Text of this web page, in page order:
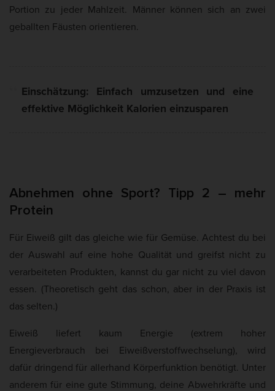
Portion zu jeder Mahlzeit. Männer können sich an zwei
geballten Fäusten orientieren.
Einschätzung: Einfach umzusetzen und eine
effektive Möglichkeit Kalorien einzusparen
Abnehmen ohne Sport? Tipp 2 – mehr
Protein
Für Eiweiß gilt das gleiche wie für Gemüse. Achtest du bei
der Auswahl auf eine hohe Qualität und greifst nicht zu
verarbeiteten Produkten, kannst du gar nicht zu viel davon
essen. (Theoretisch geht das schon, aber in der Praxis ist
das selten.)
Eiweiß liefert kaum Energie (extrem hoher
Energieverbrauch bei Eiweißverstoffwechselung), wird
dafür dringend für allerhand Körperfunktion benötigt. Unter
anderem für eine gute Stimmung, deine Abwehrkräfte und